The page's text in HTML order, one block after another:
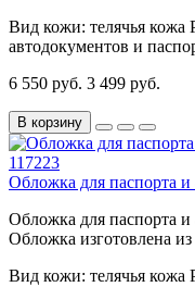
Вид кожи: телячья кожа
автодокументов и
6 550 руб. 3 499 руб.
В корзину
Обложка для паспорта и
Обложка для паспорта и
Обложка изготовлена
Вид кожи: телячья кожа